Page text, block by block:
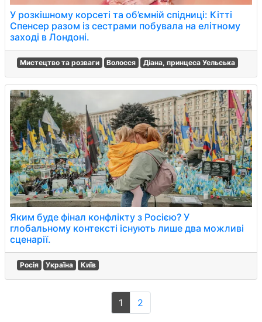
У розкішному корсеті та об’ємній спідниці: Кітті
Спенсер разом із сестрами побувала на елітному
заході в Лондоні.
Мистецтво та розваги Волосся Діана, принцеса Уельська
Яким буде фінал конфлікту з Росією? У
глобальному контексті існують лише два можливі
сценарії.
Росія Україна Київ
1 2